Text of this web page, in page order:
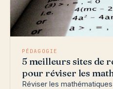
PÉDAGOGIE
5 meilleurs sites de
pour réviser les
Réviser les